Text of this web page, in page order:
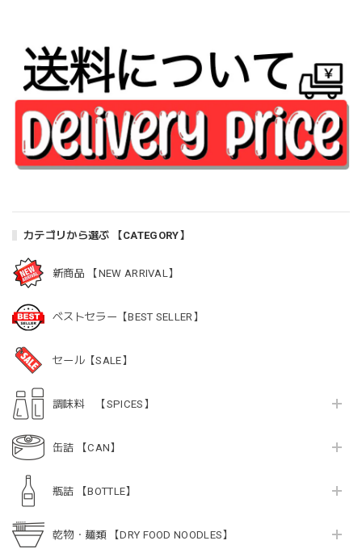
カテゴリから選ぶ 【CATEGORY】
新商品 【NEW ARRIVAL】
ベストセラー【BEST SELLER】
セール【SALE】
調味料 【SPICES】
缶詰 【CAN】
瓶詰 【BOTTLE】
乾物・麺類 【DRY FOOD NOODLES】